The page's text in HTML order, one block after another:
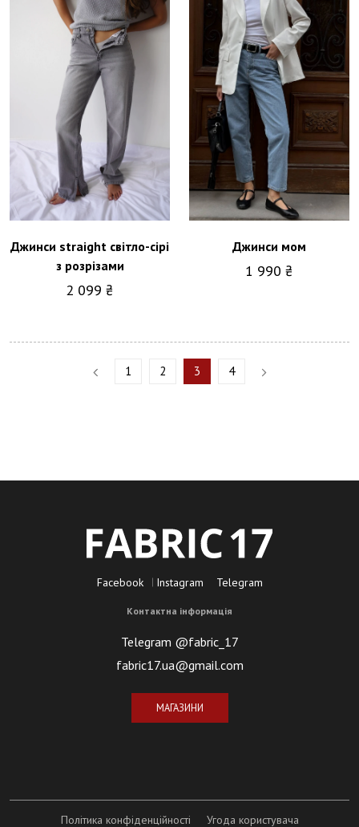
Джинси straight світло-сірі
з розрізами
2 099 ₴
Джинси мом
1 990 ₴
1 2 3 4
Facebook Instagram Telegram
Контактна інформація
Telegram @fabric_17
fabric17.ua@gmail.com
МАГАЗИНИ
Політика конфіденційності Угода користувача